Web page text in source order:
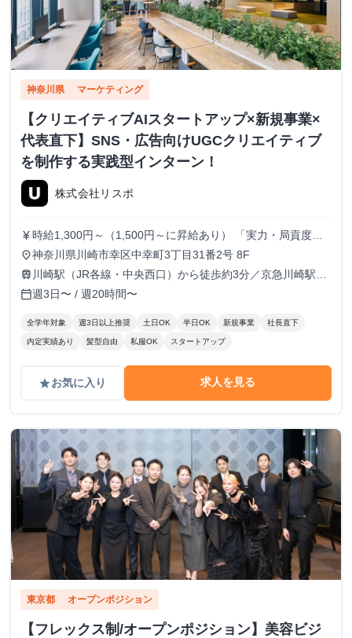
神奈川県 マーケティング
【クリエイティブAIスタートアップ×新規事業×
代表直下】SNS・広告向けUGCクリエイティブ
を制作する実践型インターン！
株式会社リスポ
currency_yen 時給1,300円～（1,500円～に昇給あり） 「実力・局貢度に
応じて昇給。領域のトップクリエイターを目指して一緒に成
長しましょう！」
place神奈川県川崎市幸区中幸町3丁目31番2号 8F
train 川崎駅（JR各線・中央西口）から徒歩約3分／京急川崎駅
（京急本線）から徒歩約9分
calendar_today週3日〜 / 週20時間〜
全学年対象 週3日以上推奨 土日OK 半日OK 新規事業 社長直下
内定実績あり 髪型自由 私服OK スタートアップ
gradeお気に入り 求人を見る
東京都 オープンポジション
【フレックス制/オープンポジション】美容ビジ